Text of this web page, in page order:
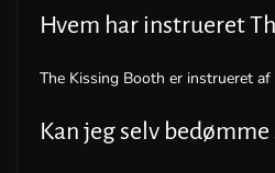
Hvem har instrueret
The Kissing Booth er instrueret af
Kan jeg selv